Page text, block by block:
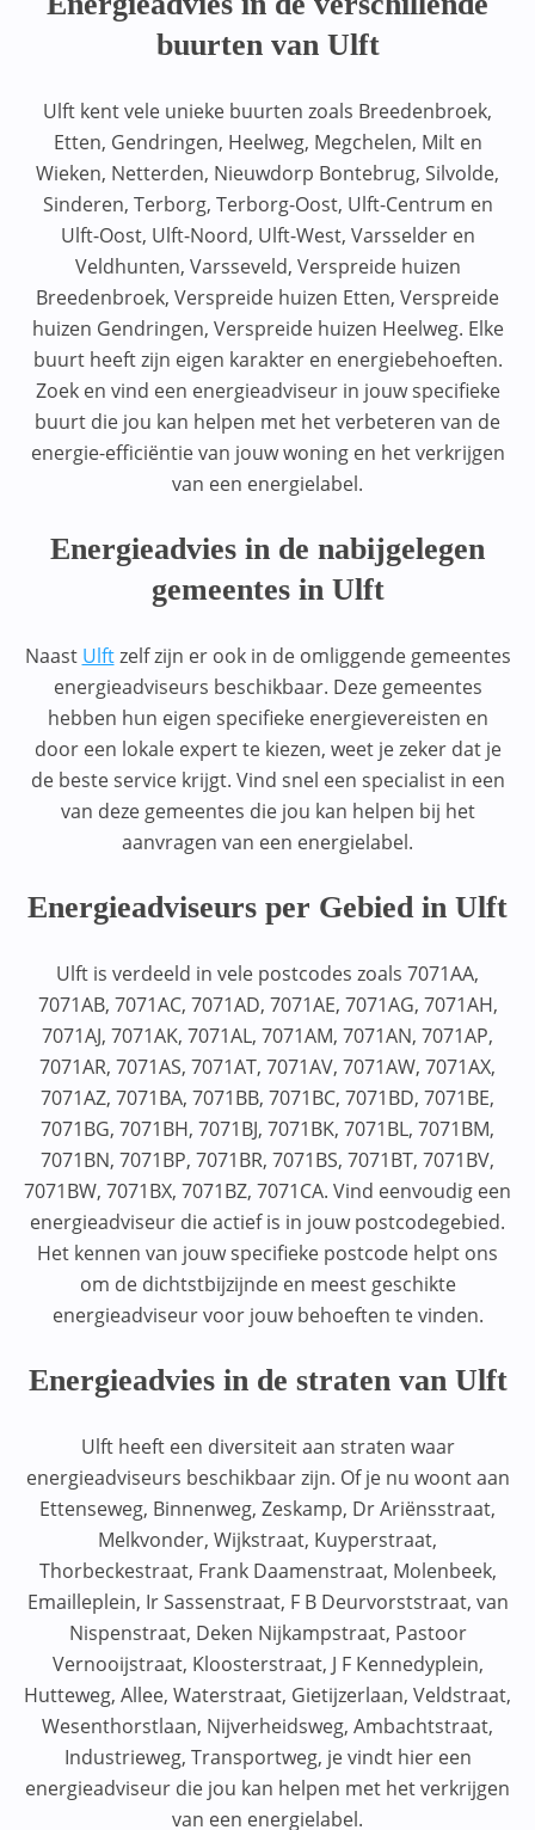
buurten van Ulft
Ulft kent vele unieke buurten zoals Breedenbroek,
Etten, Gendringen, Heelweg, Megchelen, Milt en
Wieken, Netterden, Nieuwdorp Bontebrug, Silvolde,
Sinderen, Terborg, Terborg-Oost, Ulft-Centrum en
Ulft-Oost, Ulft-Noord, Ulft-West, Varsselder en
Veldhunten, Varsseveld, Verspreide huizen
Breedenbroek, Verspreide huizen Etten, Verspreide
huizen Gendringen, Verspreide huizen Heelweg. Elke
buurt heeft zijn eigen karakter en energiebehoeften.
Zoek en vind een energieadviseur in jouw specifieke
buurt die jou kan helpen met het verbeteren van de
energie-efficiëntie van jouw woning en het verkrijgen
van een energielabel.
Energieadvies in de nabijgelegen
gemeentes in Ulft
Naast Ulftzelf zijn er ook in de omliggende gemeentes
energieadviseurs beschikbaar. Deze gemeentes
hebben hun eigen specifieke energievereisten en
door een lokale expert te kiezen, weet je zeker dat je
de beste service krijgt. Vind snel een specialist in een
van deze gemeentes die jou kan helpen bij het
aanvragen van een energielabel.
Energieadviseurs per Gebied in Ulft
Ulft is verdeeld in vele postcodes zoals 7071AA,
7071AB, 7071AC, 7071AD, 7071AE, 7071AG, 7071AH,
7071AJ, 7071AK, 7071AL, 7071AM, 7071AN, 7071AP,
7071AR, 7071AS, 7071AT, 7071AV, 7071AW, 7071AX,
7071AZ, 7071BA, 7071BB, 7071BC, 7071BD, 7071BE,
7071BG, 7071BH, 7071BJ, 7071BK, 7071BL, 7071BM,
7071BN, 7071BP, 7071BR, 7071BS, 7071BT, 7071BV,
7071BW, 7071BX, 7071BZ, 7071CA. Vind eenvoudig een
energieadviseur die actief is in jouw postcodegebied.
Het kennen van jouw specifieke postcode helpt ons
om de dichtstbijzijnde en meest geschikte
energieadviseur voor jouw behoeften te vinden.
Energieadvies in de straten van Ulft
Ulft heeft een diversiteit aan straten waar
energieadviseurs beschikbaar zijn. Of je nu woont aan
Ettenseweg, Binnenweg, Zeskamp, Dr Ariënsstraat,
Melkvonder, Wijkstraat, Kuyperstraat,
Thorbeckestraat, Frank Daamenstraat, Molenbeek,
Emailleplein, Ir Sassenstraat, F B Deurvorststraat, van
Nispenstraat, Deken Nijkampstraat, Pastoor
Vernooijstraat, Kloosterstraat, J F Kennedyplein,
Hutteweg, Allee, Waterstraat, Gietijzerlaan, Veldstraat,
Wesenthorstlaan, Nijverheidsweg, Ambachtstraat,
Industrieweg, Transportweg, je vindt hier een
energieadviseur die jou kan helpen met het verkrijgen
van een energielabel.